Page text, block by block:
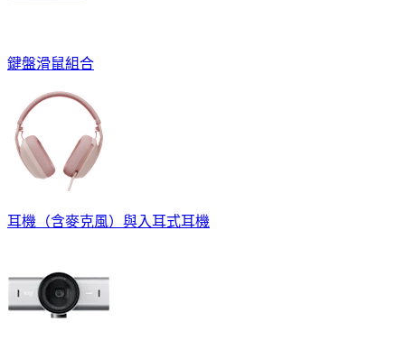
鍵盤滑鼠組合
耳機（含麥克風）與入耳式耳機